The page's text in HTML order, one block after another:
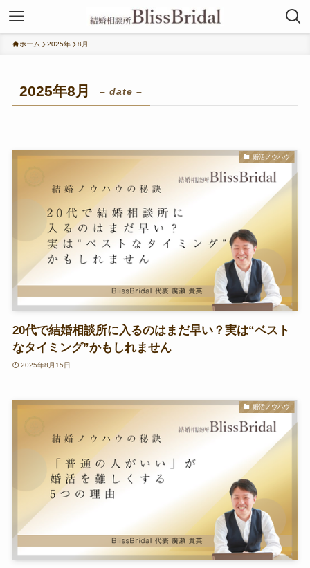
ホーム 2025年 8月
2025年8月 – date –
婚活ノウハウ
20代で結婚相談所に入るのはまだ早い？実は“ベスト
なタイミング”かもしれません
2025年8月15日
婚活ノウハウ